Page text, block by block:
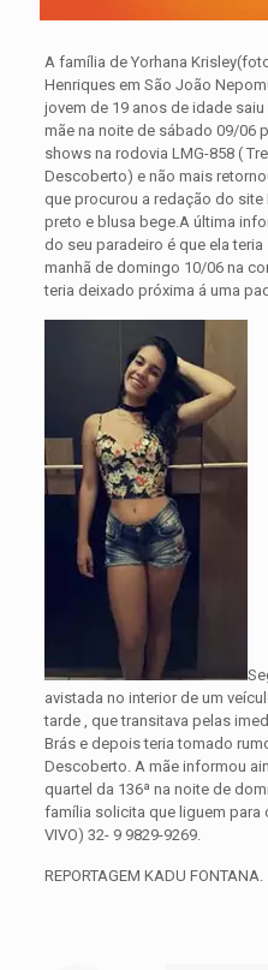
A família de Yorhana
Henriques em São João
jovem de 19 anos de idade
mãe na noite de sábado 09/06
shows na rodovia LMG-858 (
Descoberto) e não mais
que procurou a redação do site
preto e blusa bege.A última
do seu paradeiro é que ela
manhã de domingo 10/06 na
teria deixado próxima á uma
avistada no interior de um
tarde , que transitava pelas
Brás e depois teria tomado
Descoberto. A mãe informou
quartel da 136ª na noite de
família solicita que liguem para
VIVO) 32- 9 9829-9269.
REPORTAGEM KADU FONTANA.